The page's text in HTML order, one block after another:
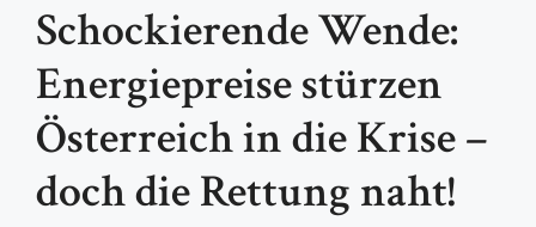
Schockierende Wende:
Energiepreise stürzen
Österreich in die Krise –
doch die Rettung naht!